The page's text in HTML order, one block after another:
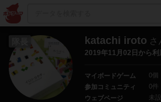
katachi iroto さ
2019年11月02日から利
マイボードゲーム
0個
参加コミュニティ
0件
ウェブページ
未